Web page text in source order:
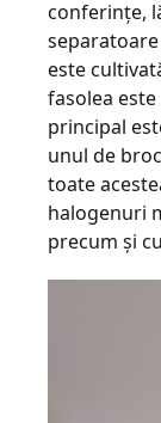
conferinţe,
este
fasolea
principal
unul de
toate
halogenuri
precum şi